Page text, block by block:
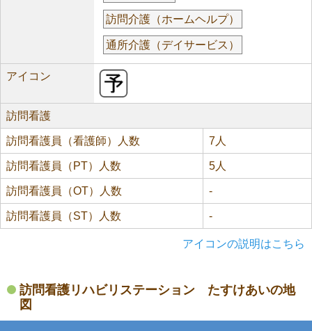
訪問介護（ホームヘルプ）
通所介護（デイサービス）
アイコン
訪問看護
訪問看護員（看護師）人数 7人
訪問看護員（PT）人数 5人
訪問看護員（OT）人数 -
訪問看護員（ST）人数 -
アイコンの説明はこちら
訪問看護リハビリステーション たすけあいの地
図